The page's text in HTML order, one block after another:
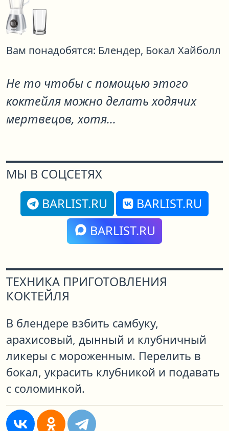
Вам понадобятся: Блендер, Бокал Хайболл
Не то чтобы с помощью этого
коктейля можно делать ходячих
мертвецов, хотя...
МЫ В СОЦСЕТЯХ
BARLIST.RU
BARLIST.RU
BARLIST.RU
ТЕХНИКА ПРИГОТОВЛЕНИЯ
КОКТЕЙЛЯ
В блендере взбить самбуку,
арахисовый, дынный и клубничный
ликеры с мороженным. Перелить в
бокал, украсить клубникой и подавать
с соломинкой.